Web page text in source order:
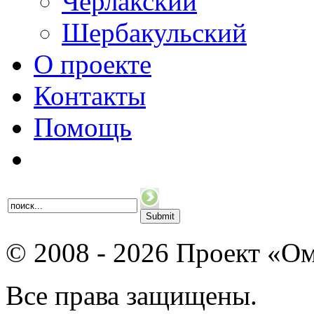
Шербакульский
О проекте
Контакты
Помощь
© 2008 - 2026 Проект
Все права защищены.